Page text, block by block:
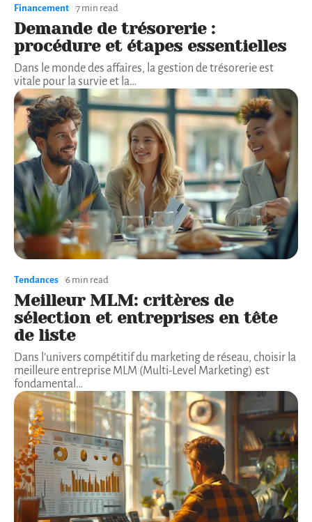
Financement 7 min read
Demande de trésorerie :
procédure et étapes essentielles
Dans le monde des affaires, la gestion de trésorerie est
vitale pour la survie et la…
Tendances 6 min read
Meilleur MLM: critères de
sélection et entreprises en tête
de liste
Dans l'univers compétitif du marketing de réseau, choisir la
meilleure entreprise MLM (Multi-Level Marketing) est
fondamental …